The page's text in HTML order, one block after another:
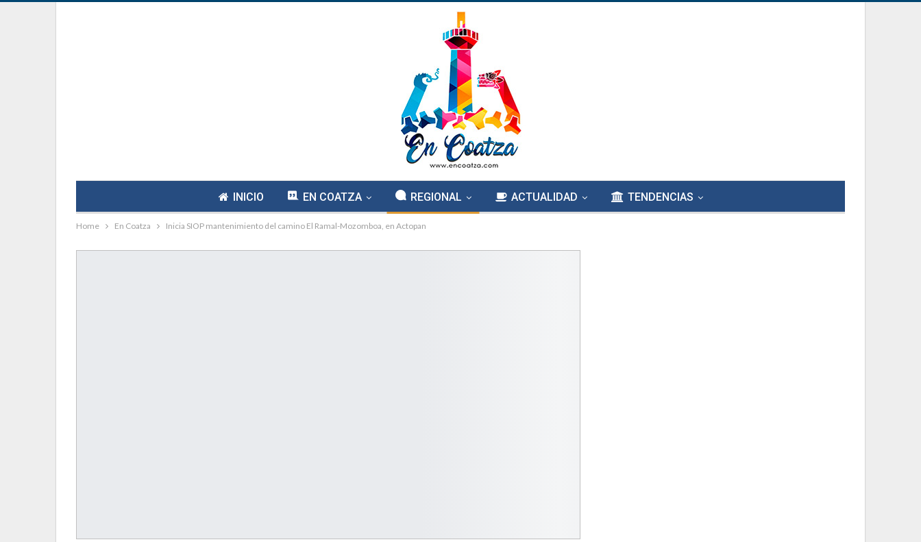
INICIO EN COATZA REGIONAL ACTUALIDAD TENDENCIAS
Home En Coatza Inicia SIOP mantenimiento del camino El Ramal-Mozomboa, en Actopan